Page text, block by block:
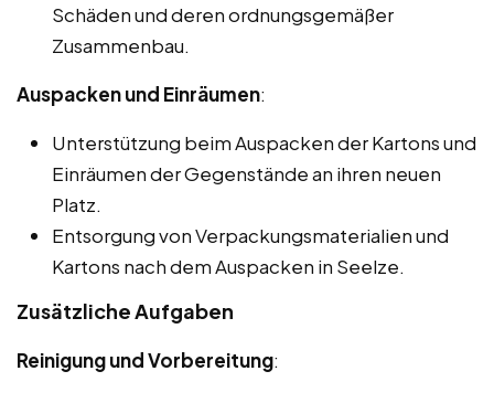
Schäden und deren ordnungsgemäßer
Zusammenbau.
Auspacken und Einräumen:
Unterstützung beim Auspacken der Kartons und
Einräumen der Gegenstände an ihren neuen
Platz.
Entsorgung von Verpackungsmaterialien und
Kartons nach dem Auspacken in Seelze.
Zusätzliche Aufgaben
Reinigung und Vorbereitung: